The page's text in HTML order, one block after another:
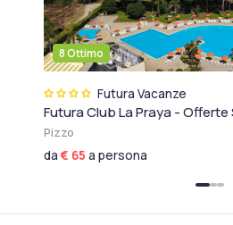
8 Ottimo
Futura Vacanze
Futura Club La Praya -
Pizzo
da€ 65 a persona